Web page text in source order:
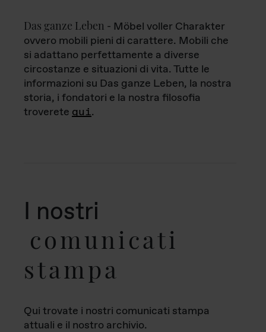
Das ganze Leben - Möbel voller Charakter
ovvero mobili pieni di carattere. Mobili che
si adattano perfettamente a diverse
circostanze e situazioni di vita. Tutte le
informazioni su Das ganze Leben, la nostra
storia, i fondatori e la nostra filosofia
troverete qui.
I nostri
comunicati
stampa
Qui trovate i nostri comunicati stampa
attuali e il nostro archivio.